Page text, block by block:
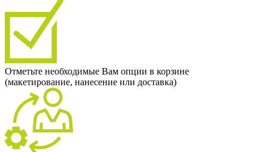
Отметьте необходимые Вам опции в корзине
(макетирование, нанесение или доставка)